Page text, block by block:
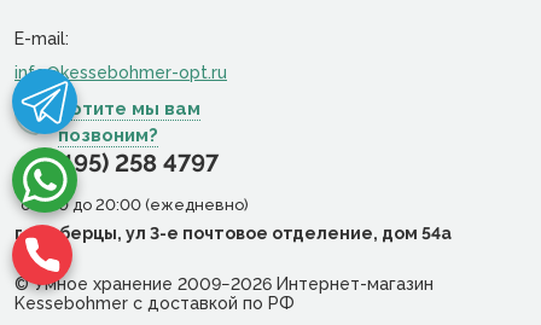
г. Люберцы, ул 3-е почтовое отделение, дом 54а
E-mail:
info@kessebohmer-opt.ru
Хотите мы вам
позвоним?
+7 (495) 258 4797
c 9:00 до 20:00 (ежедневно)
© Умное хранение 2009−2026 Интернет-магазин
Kessebohmer с доставкой по РФ